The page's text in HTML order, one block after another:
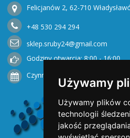
Używamy
Używamy plików
technologii
jakość
Felicjanów 2, 62-710
+48 530 294 294
sklep.sruby24@gmail.com
Godziny otwarcia: 8:00 - 16:00
Czynne od Poniedziałku do Piątku